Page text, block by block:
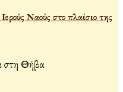
Ναούς στο πλαίσιο της